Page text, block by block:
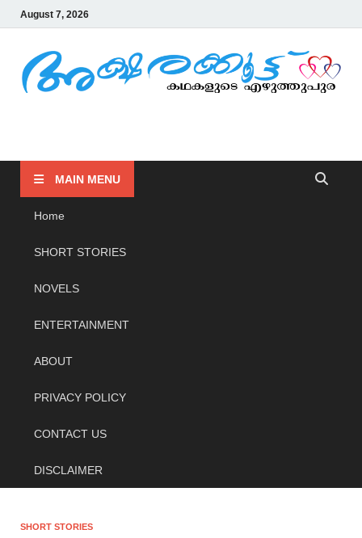
August 7, 2026
MAIN MENU
Home
SHORT STORIES
NOVELS
ENTERTAINMENT
ABOUT
PRIVACY POLICY
CONTACT US
DISCLAIMER
SHORT STORIES